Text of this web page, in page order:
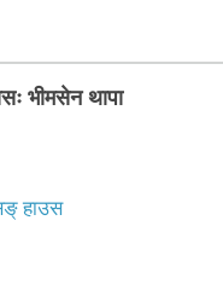
भीमसेन थापा
हाउस